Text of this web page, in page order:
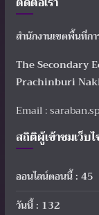
สำนักงานเขตพื้นที่ก
The Secondary
Prachinburi
Email :
สถิติผู้เข้าชมเว็บ
ออนไลน์ตอนนี้ : 45
วันนี้ : 132